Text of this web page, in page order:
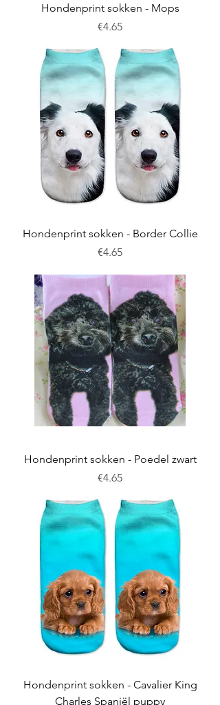
Hondenprint sokken - Mops
Price
€4.65
Hondenprint sokken - Border Collie
Price
€4.65
Hondenprint sokken - Poedel zwart
Price
€4.65
Hondenprint sokken - Cavalier King
Charles Spaniël puppy